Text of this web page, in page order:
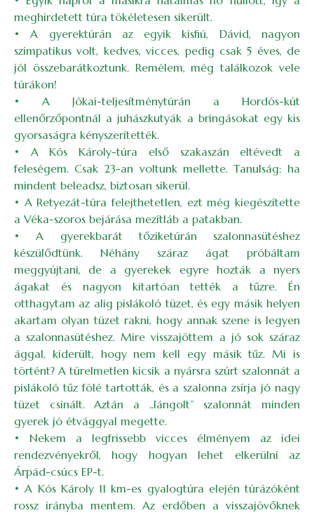
meghirdetett túra tökéletesen sikerült.
• A gyerektúrán az egyik kisfiú, Dávid, nagyon
szimpatikus volt, kedves, vicces, pedig csak 5 éves, de
jól összebarátkoztunk. Remélem, még találkozok vele
túrákon!
• A Jókai-teljesítménytúrán a Hordós-kút
ellenőrzőpontnál a juhászkutyák a bringásokat egy kis
gyorsaságra kényszerítették.
• A Kós Károly-túra első szakaszán eltévedt a
feleségem. Csak 23-an voltunk mellette. Tanulság: ha
mindent beleadsz, biztosan sikerül.
• A Retyezát-túra felejthetetlen, ezt még kiegészítette
a Véka-szoros bejárása mezítláb a patakban.
• A gyerekbarát tőziketúrán szalonnasütéshez
készülődtünk. Néhány száraz ágat próbáltam
meggyújtani, de a gyerekek egyre hozták a nyers
ágakat és nagyon kitartóan tették a tűzre. Én
otthagytam az alig pislákoló tüzet, és egy másik helyen
akartam olyan tüzet rakni, hogy annak szene is legyen
a szalonnasütéshez. Mire visszajöttem a jó sok száraz
ággal, kiderült, hogy nem kell egy másik tűz. Mi is
történt? A türelmetlen kicsik a nyársra szúrt szalonnát a
pislákoló tűz fölé tartották, és a szalonna zsírja jó nagy
tüzet csinált. Aztán a „lángolt” szalonnát minden
gyerek jó étvággyal megette.
• Nekem a legfrissebb vicces élményem az idei
rendezvényekről, hogy hogyan lehet elkerülni az
Árpád-csúcs EP-t.
• A Kós Károly 11 km-es gyalogtúra elején túrázóként
rossz irányba mentem. Az erdőben a visszajövőknek